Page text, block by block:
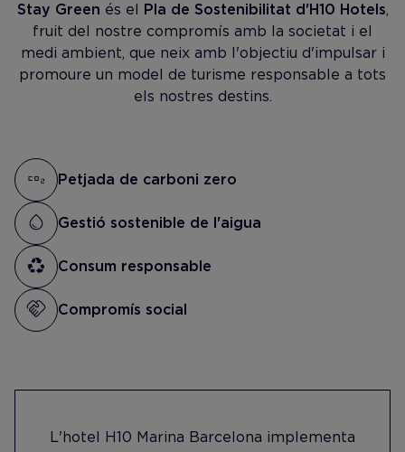
Stay Green és el Pla de Sostenibilitat d'H10 Hotels,
fruit del nostre compromís amb la societat i el
medi ambient, que neix amb l'objectiu d'impulsar i
promoure un model de turisme responsable a tots
els nostres destins.
Petjada de carboni zero
Gestió sostenible de l'aigua
Consum responsable
Compromís social
L'hotel H10 Marina Barcelona implementa